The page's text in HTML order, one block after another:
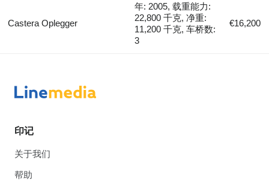
Castera Oplegger
年: 2005, 载重能力:
22,800 千克, 净重:
11,200 千克, 车桥数:
3
€16,200
印记
关于我们
帮助